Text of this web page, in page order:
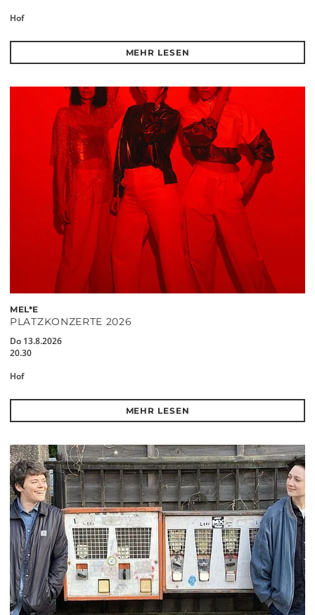
Hof
MEHR LESEN
MEL*E
PLATZKONZERTE 2026
Do 13.8.2026
20.30
Hof
MEHR LESEN